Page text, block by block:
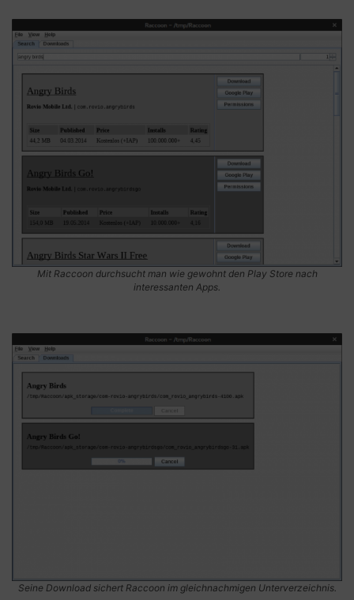
Mit Raccoon durchsucht man wie gewohnt den Play Store nach
interessanten Apps.
Seine Download sichert Raccoon im gleichnachmigen Unterverzeichnis.